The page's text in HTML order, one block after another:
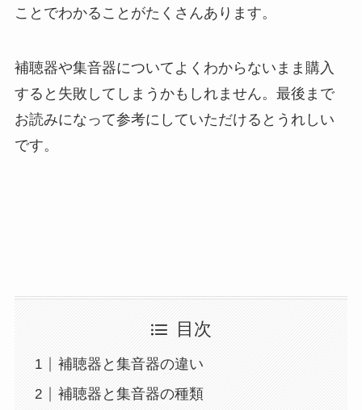
ことでわかることがたくさんあります。
補聴器や集音器についてよくわからないまま購入
すると失敗してしまうかもしれません。最後まで
お読みになって参考にしていただけるとうれしい
です。
目次
補聴器と集音器の違い
補聴器と集音器の種類